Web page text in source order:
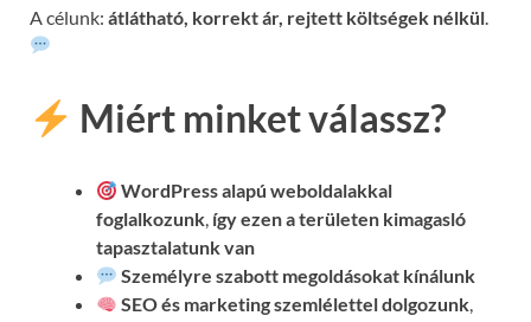
A célunk: átlátható, korrekt ár, rejtett költségek nélkül
Miért minket válassz?
WordPress alapú weboldalakkal
foglalkozunk, így ezen a területen kimagasló
tapasztalatunk van
Személyre szabott megoldásokat kínálunk
SEO és marketing szemlélettel dolgozunk,